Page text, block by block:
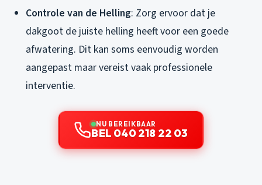
Controle van de Helling: Zorg ervoor dat je
dakgoot de juiste helling heeft voor een goede
afwatering. Dit kan soms eenvoudig worden
aangepast maar vereist vaak professionele
interventie.
NU BEREIKBAAR
BEL 040 218 22 03